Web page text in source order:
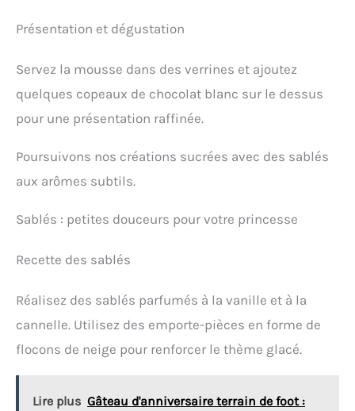
Présentation et dégustation
Servez la mousse dans des verrines et ajoutez
quelques copeaux de chocolat blanc sur le dessus
pour une présentation raffinée.
Poursuivons nos créations sucrées avec des sablés
aux arômes subtils.
Sablés : petites douceurs pour votre princesse
Recette des sablés
Réalisez des sablés parfumés à la vanille et à la
cannelle. Utilisez des emporte-pièces en forme de
flocons de neige pour renforcer le thème glacé.
Lire plus Gâteau d'anniversaire terrain de foot :